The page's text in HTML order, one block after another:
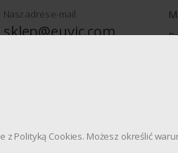
z Polityką Cookies. Możesz określić
Nasz adres e-mail
sklep@euvic.com